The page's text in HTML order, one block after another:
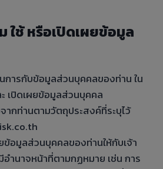
ใช้ หรือเปิดเผยข้อมูล
การกับข้อมูลส่วนบุคคลของท่าน ใน
เปิดเผยข้อมูลส่วนบุคคล
ากท่านตามวัตถุประสงค์ที่ระบุไว้
ข้อมูลส่วนบุคคลของท่านให้กับเจ้า
ำนาจหน้าที่ตามกฏหมาย เช่น การ